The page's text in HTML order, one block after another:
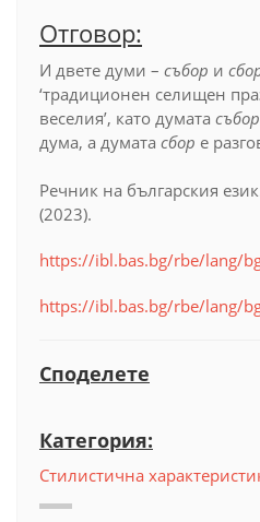
Отговор:
И двете думи – събор и
‘традиционен селищен
веселия’, като думата събор
дума, а думата сбор е
Речник на българския
(2023).
https://ibl.bas.bg/rbe/lang/
https://ibl.bas.bg/rbe/lang/
Споделете
Категория:
Стилистична